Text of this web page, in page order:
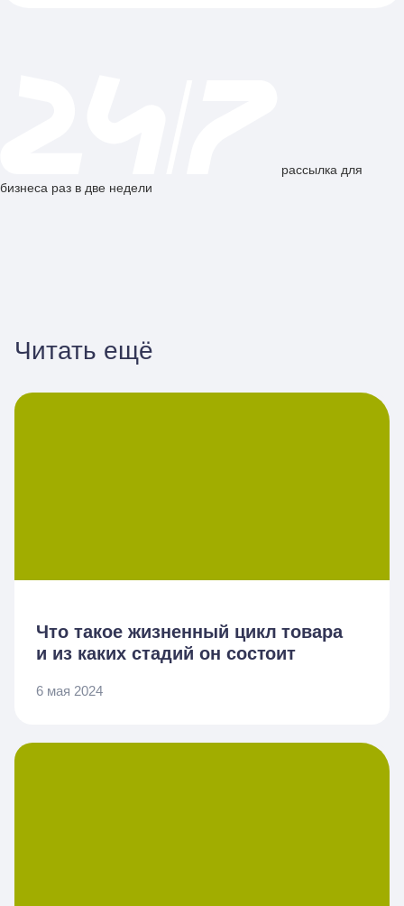
рассылка для
бизнеса раз в две недели
Читать ещё
Что такое жизненный цикл товара
и из каких стадий он состоит
6 мая 2024